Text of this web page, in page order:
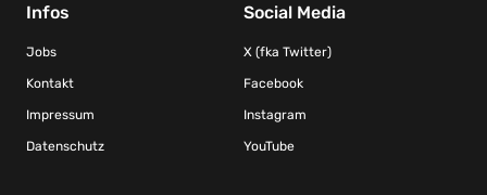
Infos
Jobs
Kontakt
Impressum
Datenschutz
Social Media
X (fka Twitter)
Facebook
Instagram
YouTube